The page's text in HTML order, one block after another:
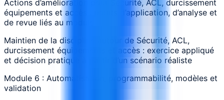
Actions d’amélioration pour Sécurité, ACL, durcissement
équipements et accès : points d’application, d’analyse et
de revue liés au module
Maintien de la discipline autour de Sécurité, ACL,
durcissement équipements et accès : exercice appliqué
et décision pratique à partir d’un scénario réaliste
Module 6 : Automatisation, programmabilité, modèles et
validation